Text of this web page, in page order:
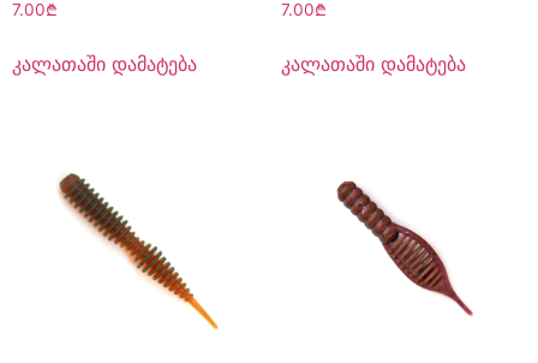
7.00₾
კალათაში დამატება
7.00₾
კალათაში დამატება